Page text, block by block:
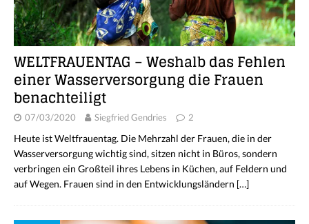
WELTFRAUENTAG – Weshalb das Fehlen
einer Wasserversorgung die Frauen
benachteiligt
07/03/2020 Siegfried Gendries 2
Heute ist Weltfrauentag. Die Mehrzahl der Frauen, die in der
Wasserversorgung wichtig sind, sitzen nicht in Büros, sondern
verbringen ein Großteil ihres Lebens in Küchen, auf Feldern und
auf Wegen. Frauen sind in den Entwicklungsländern […]